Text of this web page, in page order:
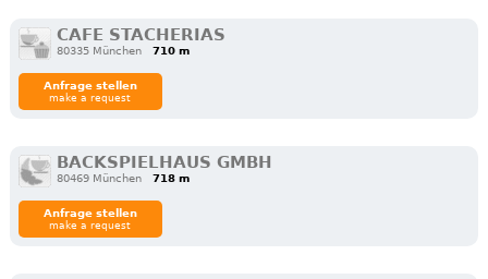
CAFE STACHERIAS
80335 München 710 m
Anfrage stellen
make a request
BACKSPIELHAUS GMBH
80469 München 718 m
Anfrage stellen
make a request